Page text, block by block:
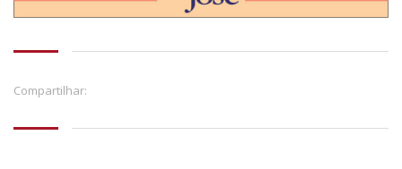
Compartilhar: